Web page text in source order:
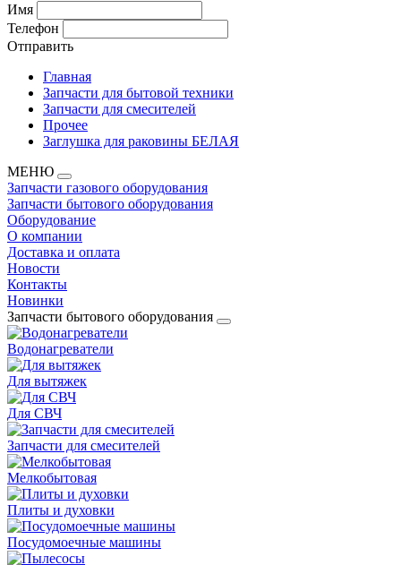
Имя
Телефон
Отправить
Главная
Запчасти для бытовой техники
Запчасти для смесителей
Прочее
Заглушка для раковины БЕЛАЯ
МЕНЮ
Запчасти газового оборудования
Запчасти бытового оборудования
Оборудование
О компании
Доставка и оплата
Новости
Контакты
Новинки
Запчасти бытового оборудования
Водонагреватели
Для вытяжек
Для СВЧ
Запчасти для смесителей
Мелкобытовая
Плиты и духовки
Посудомоечные машины